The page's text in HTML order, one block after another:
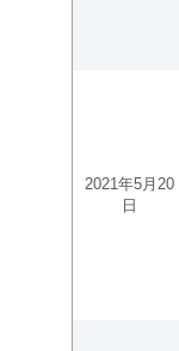
2021年5月20
日